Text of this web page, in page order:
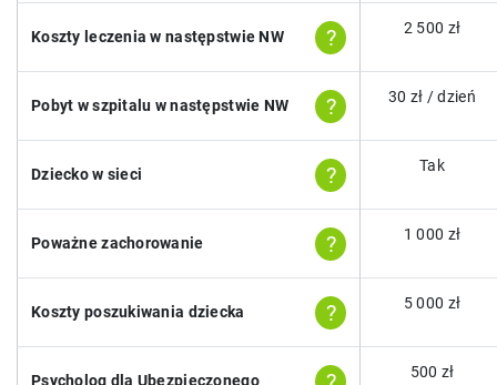
Koszty leczenia w następstwie NW ? 2 500 zł
Pobyt w szpitalu w następstwie NW ? 30 zł / dzień
Dziecko w sieci ? Tak
Poważne zachorowanie ? 1 000 zł
Koszty poszukiwania dziecka ? 5 000 zł
Psycholog dla Ubezpieczonego 500 zł